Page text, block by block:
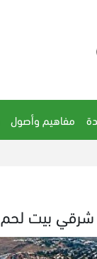
مفاهيم وأصول
شرقي بيت لحم